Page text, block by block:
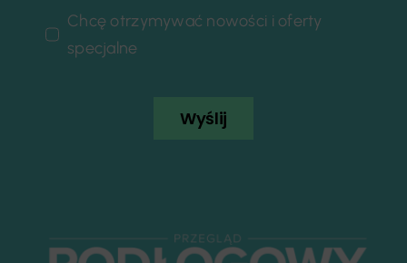
Chcę otrzymywać nowości i oferty
specjalne
Wyślij